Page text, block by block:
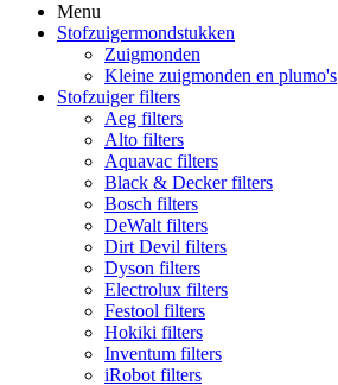
Menu
Stofzuigermondstukken
Zuigmonden
Kleine zuigmonden en plumo's
Stofzuiger filters
Aeg filters
Alto filters​
Aquavac filters
Black & Decker filters
Bosch filters
DeWalt filters
Dirt Devil filters
Dyson filters
Electrolux filters
Festool filters
Hokiki filters
Inventum filters
iRobot filters